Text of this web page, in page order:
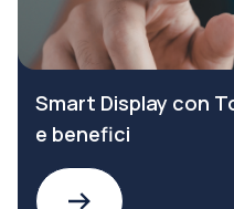
Smart Display con
e benefici